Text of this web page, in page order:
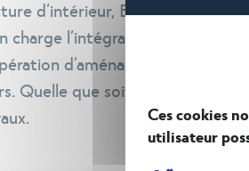
d’intérieur, BatiSafe
charge l’intégralité de
d’aménagements
Quelle que soit l’ampleur
Ces cookies